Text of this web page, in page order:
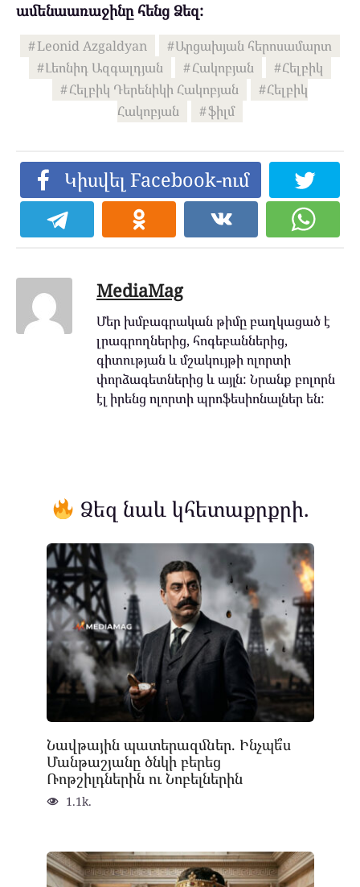
ամենաառաջինը հենց Ձեզ:
Leonid Azgaldyan
Արցախյան հերոսամարտ
Լեոնիդ Ազգալդյան
Հակոբյան
Հելբիկ
Հելբիկ Դերենիկի Հակոբյան
Հելբիկ
Հակոբյան
ֆիլմ
Կիսվել Facebook-ում
MediaMag
Մեր խմբագրական թիմը բաղկացած է
լրագրողներից, հոգեբաններից,
գիտության և մշակույթի ոլորտի
փորձագետներից և այլն: Նրանք բոլորն
էլ իրենց ոլորտի պրոֆեսիոնալներ են:
Ձեզ նաև կհետաքրքրի.
Նավթային պատերազմներ. Ինչպե՞ս
Մանթաշյանը ծնկի բերեց
Ռոթշիլդներին ու Նոբելներին
1.1k.